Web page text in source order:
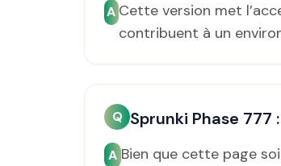
ACette version met
contribuent à un
Q Sprunki Phase
A Bien que cette page